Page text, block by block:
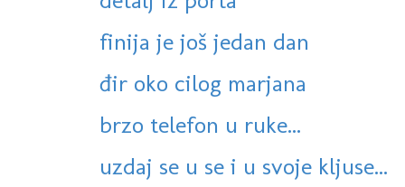
finija je još jedan dan
đir oko cilog marjana
brzo telefon u ruke...
uzdaj se u se i u svoje kljuse...